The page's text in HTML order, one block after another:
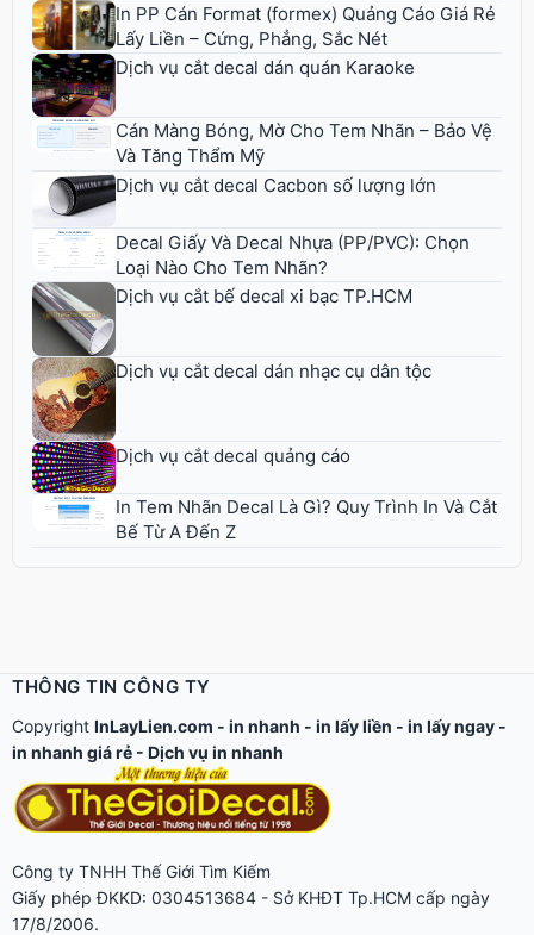
In PP Cán Format (formex) Quảng Cáo Giá Rẻ
Lấy Liền – Cứng, Phẳng, Sắc Nét
Dịch vụ cắt decal dán quán Karaoke
Cán Màng Bóng, Mờ Cho Tem Nhãn – Bảo Vệ
Và Tăng Thẩm Mỹ
Dịch vụ cắt decal Cacbon số lượng lớn
Decal Giấy Và Decal Nhựa (PP/PVC): Chọn
Loại Nào Cho Tem Nhãn?
Dịch vụ cắt bế decal xi bạc TP.HCM
Dịch vụ cắt decal dán nhạc cụ dân tộc
Dịch vụ cắt decal quảng cáo
In Tem Nhãn Decal Là Gì? Quy Trình In Và Cắt
Bế Từ A Đến Z
THÔNG TIN CÔNG TY
Copyright InLayLien.com - in nhanh - in lấy liền - in lấy ngay -
in nhanh giá rẻ - Dịch vụ in nhanh
Công ty TNHH Thế Giới Tìm Kiếm
Giấy phép ĐKKD: 0304513684 - Sở KHĐT Tp.HCM cấp ngày
17/8/2006.